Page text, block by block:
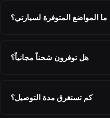
ما المواضع المتوفرة لسيارتي؟
هل توفرون شحناً مجانياً؟
كم تستغرق مدة التوصيل؟